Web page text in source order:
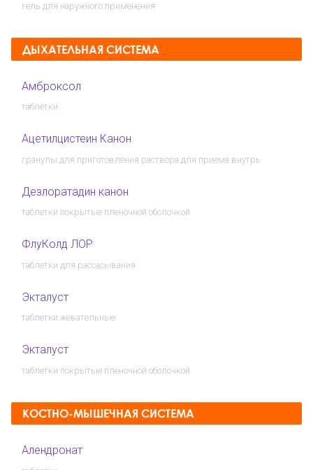
гель для наружного применения
ДЫХАТЕЛЬНАЯ СИСТЕМА
Амброксол
таблетки
Ацетилцистеин Канон
гранулы для приготовления раствора для приема внутрь
Дезлоратадин канон
таблетки покрытые пленочной оболочкой
ФлуКолд ЛОР
таблетки для рассасывания
Экталуст
таблетки жевательные
Экталуст
таблетки покрытые пленочной оболочкой
КОСТНО-МЫШЕЧНАЯ СИСТЕМА
Алендронат